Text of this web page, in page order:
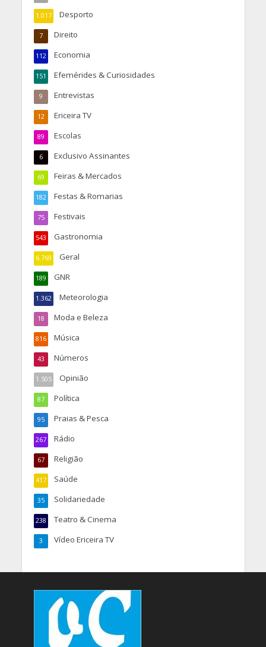
Desporto
1.017
Direito
7
Economia
112
Efemérides & Curiosidades
151
Entrevistas
9
Ericeira TV
12
Escolas
89
Exclusivo Assinantes
6
Feiras & Mercados
69
Festas & Romarias
182
Festivais
75
Gastronomia
543
Geral
6.769
GNR
189
Meteorologia
1.362
Moda e Beleza
18
Música
816
Números
43
Opinião
1.505
Política
87
Praias & Pesca
95
Rádio
267
Religião
67
Saúde
417
Solidariedade
35
Teatro & Cinema
238
Vídeo Ericeira TV
3